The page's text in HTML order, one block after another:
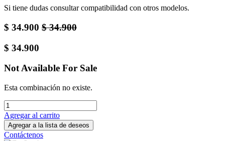
Si tiene dudas consultar compatibilidad con otros modelos.
$ 34.900 $34.900
$ 34.900
Not Available For Sale
Esta combinación no existe.
Agregar al carrito
Agregar a la lista de deseos
Contáctenos